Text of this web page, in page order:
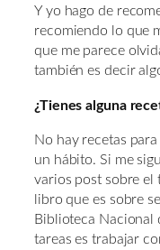
Y yo hago de
recomiendo lo que
que me parece
también es decir
¿Tienes alguna
No hay recetas
un hábito. Si me
varios post sobre el
libro que es sobre
Biblioteca Nacional
tareas es trabajar